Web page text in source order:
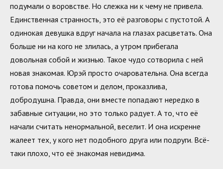
подумали о воровстве. Но слежка ни к чему не привела.
Единственная странность, это её разговоры с пустотой. А
одинокая девушка вдруг начала на глазах расцветать. Она
больше ни на кого не злилась, а утром прибегала
довольная собой и жизнью. Такое чудо сотворила с ней
новая знакомая. Юрэй просто очаровательна. Она всегда
готова помочь советом и делом, проказлива,
добродушна. Правда, они вместе попадают нередко в
забавные ситуации, но это только радует. А то, что её
начали считать ненормальной, веселит. И она искренне
жалеет тех, у кого нет подобного друга или подруги. Всё-
таки плохо, что её знакомая невидима.